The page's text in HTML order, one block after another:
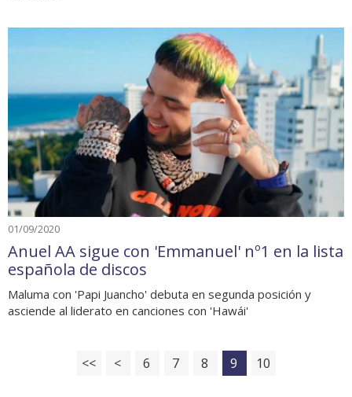
01/09/2020
Anuel AA sigue con 'Emmanuel' nº1 en la lista
española de discos
Maluma con 'Papi Juancho' debuta en segunda posición y
asciende al liderato en canciones con 'Hawái'
<< < 6 7 8 9 10